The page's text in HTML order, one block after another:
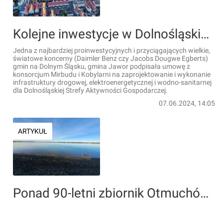
Kolejne inwestycje w Dolnośląskiej Strefie Aktywności Gospodarczej w Jaworze
Jedna z najbardziej proinwestycyjnych i przyciągających wielkie,
światowe koncerny (Daimler Benz czy Jacobs Dougwe Egberts)
gmin na Dolnym Śląsku, gmina Jawor podpisała umowę z
konsorcjum Mirbudu i Kobylarni na zaprojektowanie i wykonanie
infrastruktury drogowej, elektroenergetycznej i wodno-sanitarnej
dla Dolnośląskiej Strefy Aktywności Gospodarczej.
07.06.2024, 14:05
ARTYKUŁ
Ponad 90-letni zbiornik Otmuchów na rzece Nysa Kłodzka na Opolszczyźnie przejdzie remont